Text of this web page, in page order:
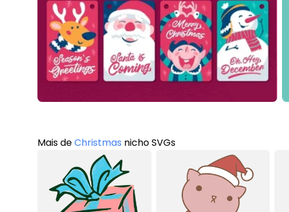
Mais deChristmas nicho SVGs